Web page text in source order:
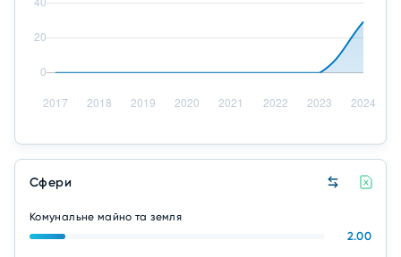
Сфери
Комунальне майно та земля
2.00